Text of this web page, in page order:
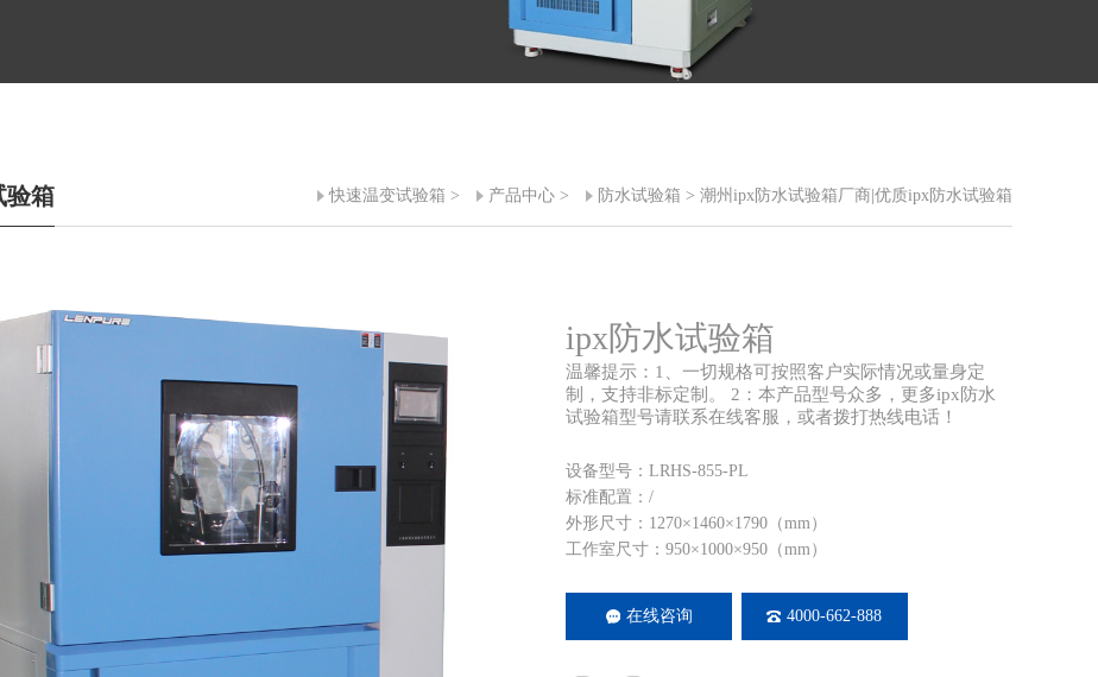
验箱 快速温变试验箱 > 产品中心 > 防水试验箱 > 潮州ipx防水试验箱厂商|优质ipx防水试验箱
ipx防水试验箱
温馨提示：1、一切规格可按照客户实际情况或量身定
制，支持非标定制。 2：本产品型号众多，更多ipx防水
试验箱型号请联系在线客服，或者拨打热线电话！
设备型号：LRHS-855-PL
标准配置：/
外形尺寸：1270×1460×1790（mm）
工作室尺寸：950×1000×950（mm）
在线咨询 4000-662-888